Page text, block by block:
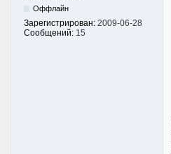
Оффлайн
Зарегистрирован: 2009-06-28
Сообщений: 15